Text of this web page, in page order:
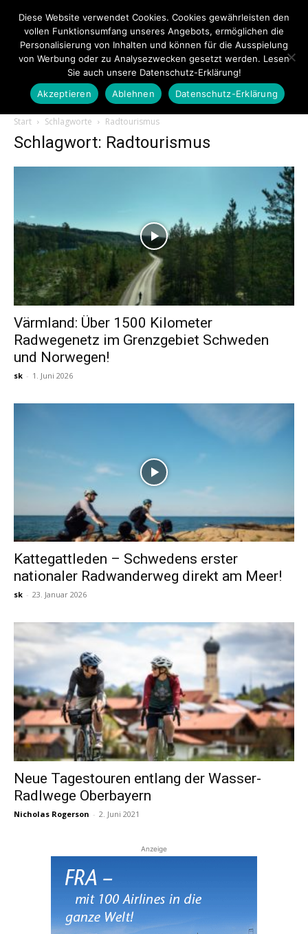
Touristiknews.de
Touristiknews
und
Reiseempfehlungen.
Start Schlagworte Radtourismus
Schlagwort: Radtourismus
Värmland: Über 1500 Kilometer
Radwegenetz im Grenzgebiet Schweden
und Norwegen!
sk - 1. Juni 2026
Kattegattleden – Schwedens erster
nationaler Radwanderweg direkt am Meer!
sk - 23. Januar 2026
Neue Tagestouren entlang der Wasser-
Radlwege Oberbayern
Nicholas Rogerson - 2. Juni 2021
Anzeige
Diese Website verwendet Cookies. Cookies gewährleisten den
vollen Funktionsumfang unseres Angebots, ermöglichen die
Personalisierung von Inhalten und können für die Ausspielung
von Werbung oder zu Analysezwecken gesetzt werden. Lesen
Sie auch unsere Datenschutz-Erklärung!
Akzeptieren
Ablehnen Datenschutz-Erklärung